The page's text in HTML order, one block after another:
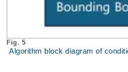
Fig. 5
Algorithm block diagram of